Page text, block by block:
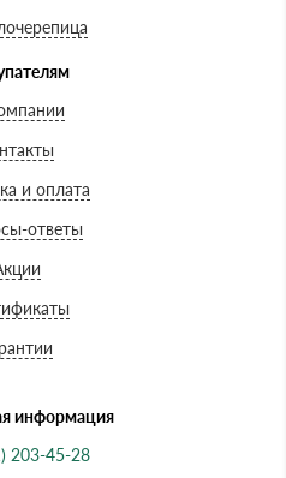
и оплата
ответы
информация
203-45-28